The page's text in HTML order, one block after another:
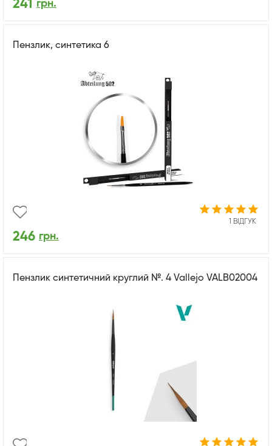
241 грн.
Пензлик, синтетика 6
1 ВІДГУК
246 грн.
Пензлик синтетичний круглий №. 4 Vallejo VALB02004